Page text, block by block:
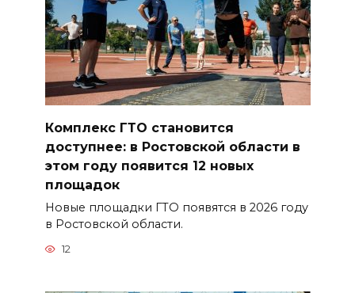
Комплекс ГТО становится
доступнее: в Ростовской области в
этом году появится 12 новых
площадок
Новые площадки ГТО появятся в 2026 году
в Ростовской области.
12